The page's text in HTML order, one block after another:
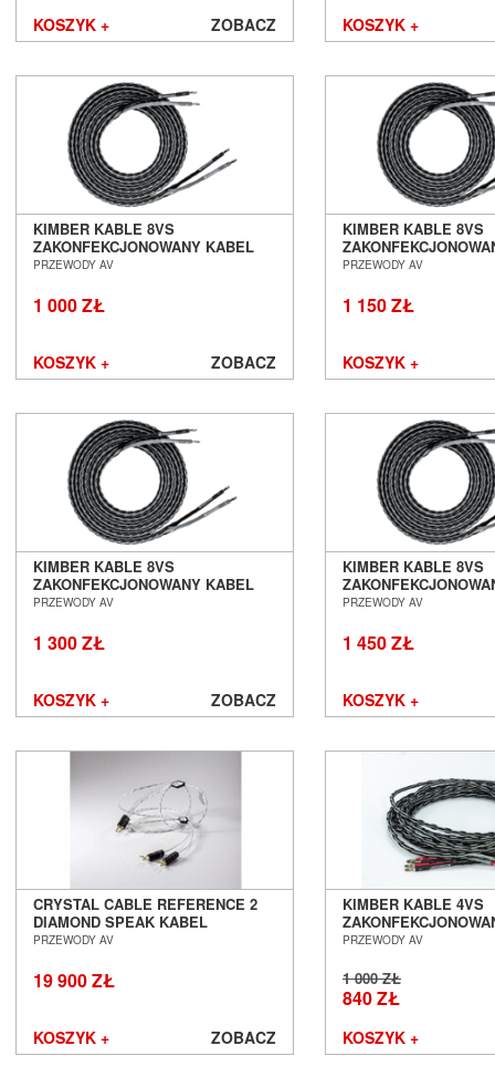
KOSZYK + ZOBACZ KOSZYK +
KIMBER KABLE 8VS
ZAKONFEKCJONOWANY KABEL
GŁOŚNIKOWY 2 X 1,5M SALON
PRZEWODY AV
1 000 ZŁ
KOSZYK + ZOBACZ
KIMBER KABLE 8VS
GŁOŚNIKOWY 2 X
PRZEWODY AV
1 150 ZŁ
KOSZYK +
KIMBER KABLE 8VS
ZAKONFEKCJONOWANY KABEL
GŁOŚNIKOWY 2 X 2,5M SALON
PRZEWODY AV
1 300 ZŁ
KOSZYK + ZOBACZ
KIMBER KABLE 8VS
GŁOŚNIKOWY 2 X
PRZEWODY AV
1 450 ZŁ
KOSZYK +
CRYSTAL CABLE REFERENCE 2
DIAMOND SPEAK KABEL
GŁOŚNIKOWY BAN 2,0M SALON
PRZEWODY AV
19 900 ZŁ
KOSZYK + ZOBACZ
KIMBER KABLE 4VS
GŁOŚNIKOWY 2 X
PRZEWODY AV
1 000 ZŁ
840 ZŁ
KOSZYK +